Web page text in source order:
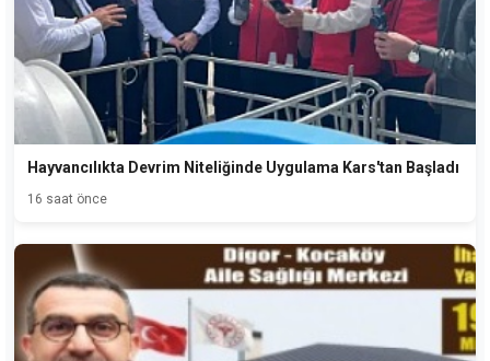
Hayvancılıkta Devrim Niteliğinde Uygulama Kars'tan Başladı
16 saat önce